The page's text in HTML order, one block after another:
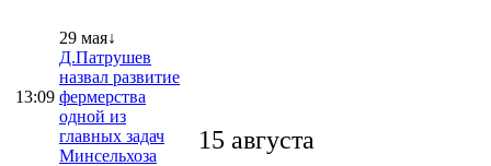
13:09
29 мая↓
Д.Патрушев
назвал развитие
фермерства
одной из
главных задач
Минсельхоза
15 августа